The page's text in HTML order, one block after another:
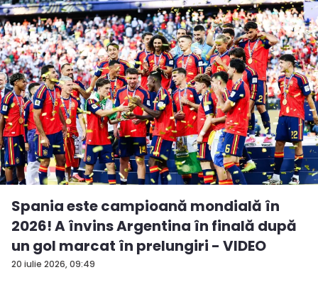
20 iulie 2026, 09:49
Spania este campioană mondială în
2026! A învins Argentina în finală după
un gol marcat în prelungiri - VIDEO